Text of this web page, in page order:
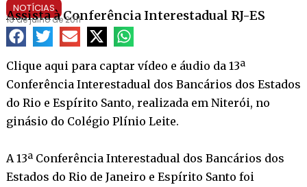
NOTÍCIAS
Assista à Conferência Interestadual RJ-ES
16 de julho de 2011
Clique aqui para captar vídeo e áudio da 13ª
Conferência Interestadual dos Bancários dos Estados
do Rio e Espírito Santo, realizada em Niterói, no
ginásio do Colégio Plínio Leite.
A 13ª Conferência Interestadual dos Bancários dos
Estados do Rio de Janeiro e Espírito Santo foi